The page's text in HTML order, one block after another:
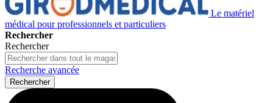
Le matériel
médical pour professionnels et particuliers
Rechercher
Rechercher
Recherche avancée
Rechercher